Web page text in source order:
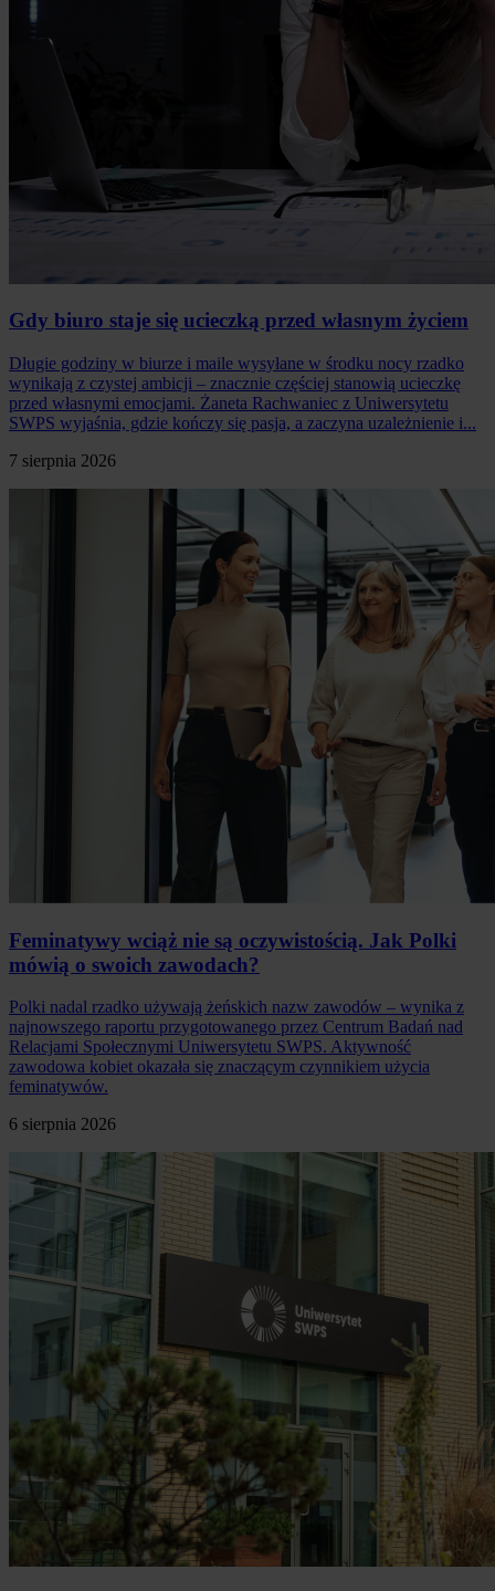
Gdy biuro staje się ucieczką przed własnym życiem
Długie godziny w biurze i maile wysyłane w środku nocy rzadko
wynikają z czystej ambicji – znacznie częściej stanowią ucieczkę
przed własnymi emocjami. Żaneta Rachwaniec z Uniwersytetu
SWPS wyjaśnia, gdzie kończy się pasja, a zaczyna uzależnienie i...
7 sierpnia 2026
Feminatywy wciąż nie są oczywistością. Jak Polki
mówią o swoich zawodach?
Polki nadal rzadko używają żeńskich nazw zawodów – wynika z
najnowszego raportu przygotowanego przez Centrum Badań nad
Relacjami Społecznymi Uniwersytetu SWPS. Aktywność
zawodowa kobiet okazała się znaczącym czynnikiem użycia
feminatywów.
6 sierpnia 2026